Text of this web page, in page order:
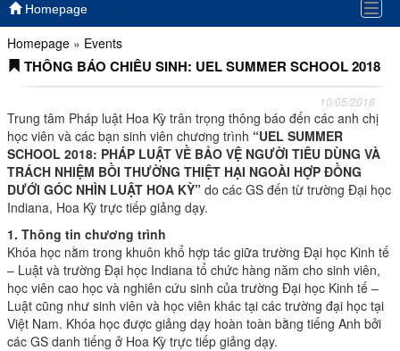
Homepage
Homepage » Events
THÔNG BÁO CHIÊU SINH: UEL SUMMER SCHOOL 2018
10/05/2018
Trung tâm Pháp luật Hoa Kỳ trân trọng thông báo đến các anh chị
học viên và các bạn sinh viên chương trình “UEL SUMMER
SCHOOL 2018: PHÁP LUẬT VỀ BẢO VỆ NGƯỜI TIÊU DÙNG VÀ
TRÁCH NHIỆM BỒI THƯỜNG THIỆT HẠI NGOÀI HỢP ĐỒNG
DƯỚI GÓC NHÌN LUẬT HOA KỲ” do các GS đến từ trường Đại học
Indiana, Hoa Kỳ trực tiếp giảng dạy.
1. Thông tin chương trình
Khóa học nằm trong khuôn khổ hợp tác giữa trường Đại học Kinh tế
– Luật và trường Đại học Indiana tổ chức hàng năm cho sinh viên,
học viên cao học và nghiên cứu sinh của trường Đại học Kinh tế –
Luật cũng như sinh viên và học viên khác tại các trường đại học tại
Việt Nam. Khóa học được giảng dạy hoàn toàn bằng tiếng Anh bởi
các GS danh tiếng ở Hoa Kỳ trực tiếp giảng dạy.